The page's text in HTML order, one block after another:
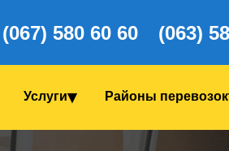
(067) 580 60 60 (063)
Услуги Районы перевозок